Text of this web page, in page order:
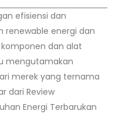
efisiensi dan
renewable energi dan
dan alat
mengutamakan
merek yang ternama
dari Review
Energi Terbarukan